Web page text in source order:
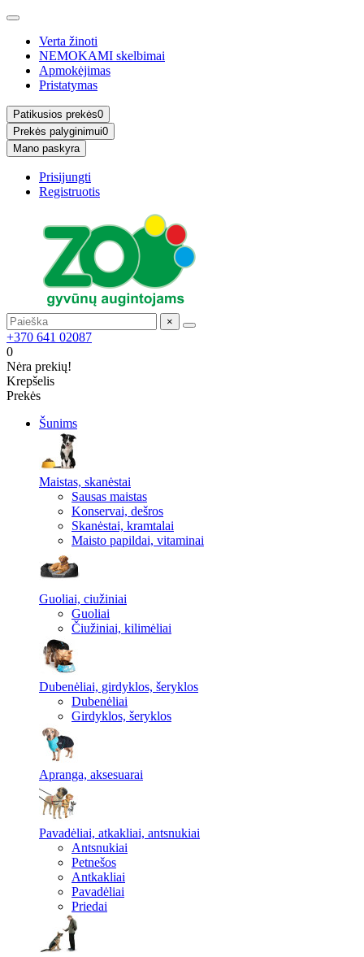
Verta žinoti
NEMOKAMI skelbimai
Apmokėjimas
Pristatymas
Patikusios prekės0
Prekės palyginimui0
Mano paskyra
Prisijungti
Registruotis
×
+370 641 02087
0
Nėra prekių!
Krepšelis
Prekės
Šunims
Maistas, skanėstai
Sausas maistas
Konservai, dešros
Skanėstai, kramtalai
Maisto papildai, vitaminai
Guoliai, ciužiniai
Guoliai
Čiužiniai, kilimėliai
Dubenėliai, girdyklos, šeryklos
Dubenėliai
Girdyklos, šeryklos
Apranga, aksesuarai
Pavadėliai, atkakliai, antsnukiai
Antsnukiai
Petnešos
Antkakliai
Pavadėliai
Priedai